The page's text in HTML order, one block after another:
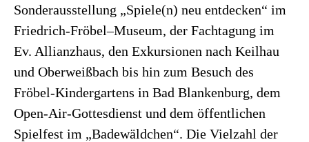
Sonderausstellung „Spiele(n) neu entdecken“ im
Friedrich-Fröbel–Museum, der Fachtagung im
Ev. Allianzhaus, den Exkursionen nach Keilhau
und Oberweißbach bis hin zum Besuch des
Fröbel-Kindergartens in Bad Blankenburg, dem
Open-Air-Gottesdienst und dem öffentlichen
Spielfest im „Badewäldchen“. Die Vielzahl der